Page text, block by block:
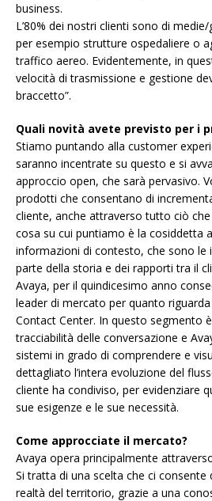
business.
L’80% dei nostri clienti sono di
per esempio strutture ospedaliere o
traffico aereo. Evidentemente, in
velocità di trasmissione e gestione
braccetto”.
Quali novità avete previsto per i
Stiamo puntando alla customer
saranno incentrate su questo e si
approccio open, che sarà pervasivo.
prodotti che consentano di
cliente, anche attraverso tutto ciò che
cosa su cui puntiamo è la cosiddetta
informazioni di contesto, che sono le
parte della storia e dei rapporti tra il
Avaya, per il quindicesimo anno
leader di mercato per quanto
Contact Center. In questo segmento
tracciabilità delle conversazione e
sistemi in grado di comprendere e
dettagliato l’intera evoluzione del
cliente ha condiviso, per evidenziare
sue esigenze e le sue necessità.
Come approcciate il mercato?
Avaya opera principalmente
Si tratta di una scelta che ci consente
realtà del territorio, grazie a una